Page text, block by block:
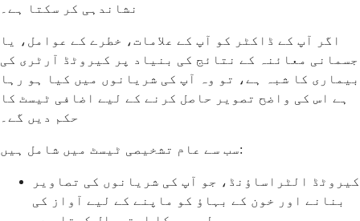
نشاندہی کر سکتا ہے۔
اگر آپ کے ڈاکٹر کو آپ کے علامات، خطرے کے عوامل، یا
جسمانی معائنہ کے نتائج کی بنیاد پر کیروٹڈ آرٹری کی
بیماری کا شبہ ہے، تو وہ آپ کی شریانوں میں کیا ہو رہا
ہے اس کی واضح تصویر حاصل کرنے کے لیے اضافی ٹیسٹ کا
حکم دیں گے۔
سب سے عام تشخیصی ٹیسٹ میں شامل ہیں:
کیروٹڈ الٹراساؤنڈ، جو آپ کی شریانوں کی تصاویر
بنانے اور خون کے بہاؤ کو ماپنے کے لیے آواز کی